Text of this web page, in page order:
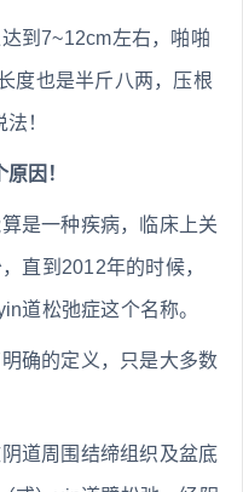
到7~12cm左右，啪啪
度也是半斤八两，压根
！
因！
是一种疾病，临床上关
直到2012年的时候，
道松弛症这个名称。
确的定义，只是大多数
道周围结缔组织及盆底